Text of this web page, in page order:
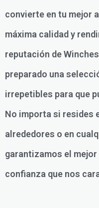
convierte en tu mejor
máxima calidad y
reputación de
preparado una
irrepetibles para que
No importa si resides
alrededores o en
garantizamos el
confianza que nos